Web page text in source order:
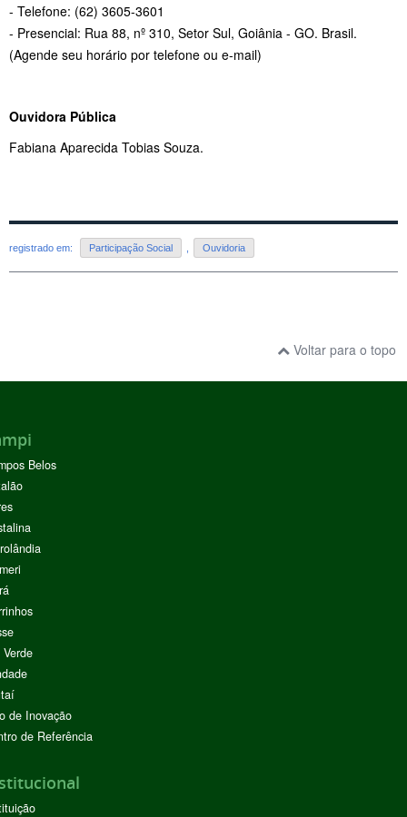
- Telefone: (62) 3605-3601
- Presencial: Rua 88, nº 310, Setor Sul, Goiânia - GO. Brasil.
(Agende seu horário por telefone ou e-mail)
Ouvidora Pública
Fabiana Aparecida Tobias Souza.
registrado em: Participação Social Ouvidoria
Voltar para o topo
Belos
de Inovação
de Referência